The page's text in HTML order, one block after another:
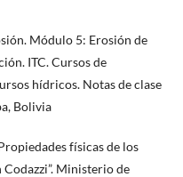
Módulo 5: Erosión de
ITC. Cursos de
hídricos. Notas de clase
Bolivia
físicas de los
Ministerio de